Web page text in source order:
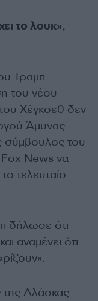
το λουκ»,
Τραμπ
του νέου
Χέγκσεθ δεν
Άμυνας
σύμβουλος του
Fox News να
τελευταίο
δήλωσε ότι
αναμένει ότι
της Αλάσκας